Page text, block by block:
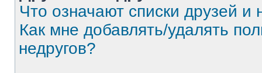
Что означают списки друзей и
Как мне добавлять/удалять
недругов?